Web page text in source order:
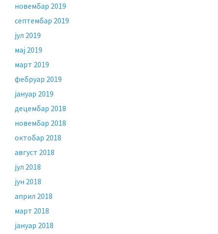
новембар 2019
септембар 2019
јул 2019
мај 2019
март 2019
фебруар 2019
јануар 2019
децембар 2018
новембар 2018
октобар 2018
август 2018
јул 2018
јун 2018
април 2018
март 2018
јануар 2018